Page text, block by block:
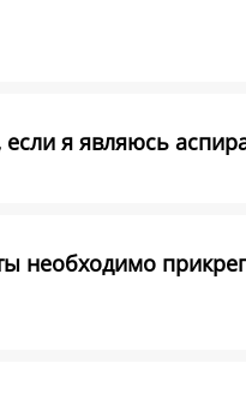
если я являюсь
необходимо